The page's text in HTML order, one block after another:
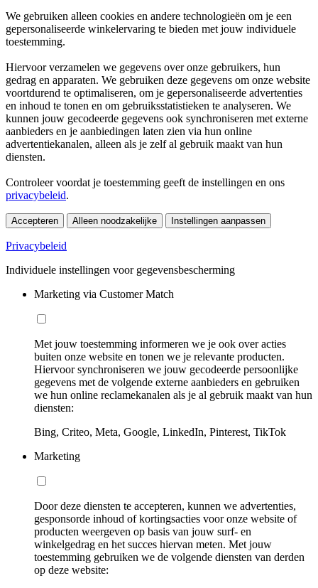
We gebruiken alleen cookies en andere technologieën om je een
gepersonaliseerde winkelervaring te bieden met jouw individuele
toestemming.
Hiervoor verzamelen we gegevens over onze gebruikers, hun
gedrag en apparaten. We gebruiken deze gegevens om onze website
voortdurend te optimaliseren, om je gepersonaliseerde advertenties
en inhoud te tonen en om gebruiksstatistieken te analyseren. We
kunnen jouw gecodeerde gegevens ook synchroniseren met externe
aanbieders en je aanbiedingen laten zien via hun online
advertentiekanalen, alleen als je zelf al gebruik maakt van hun
diensten.
Controleer voordat je toestemming geeft de instellingen en ons
privacybeleid.
Accepteren Alleen noodzakelijke Instellingen aanpassen
Privacybeleid
Individuele instellingen voor gegevensbescherming
Marketing via Customer Match
Met jouw toestemming informeren we je ook over acties
buiten onze website en tonen we je relevante producten.
Hiervoor synchroniseren we jouw gecodeerde persoonlijke
gegevens met de volgende externe aanbieders en gebruiken
we hun online reclamekanalen als je al gebruik maakt van hun
diensten:
Bing, Criteo, Meta, Google, LinkedIn, Pinterest, TikTok
Marketing
Door deze diensten te accepteren, kunnen we advertenties,
gesponsorde inhoud of kortingsacties voor onze website of
producten weergeven op basis van jouw surf- en
winkelgedrag en het succes hiervan meten. Met jouw
toestemming gebruiken we de volgende diensten van derden
op deze website: